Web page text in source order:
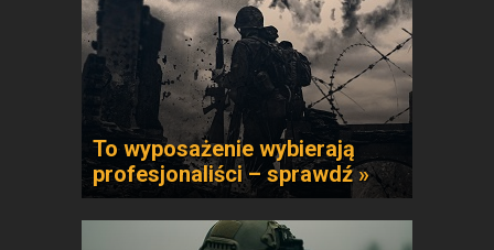
To wyposażenie wybierają
profesjonaliści – sprawdź »